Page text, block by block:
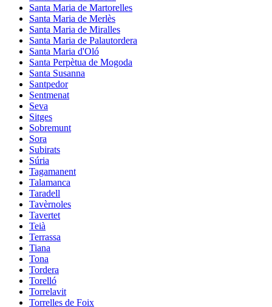
Santa Maria de Martorelles
Santa Maria de Merlès
Santa Maria de Miralles
Santa Maria de Palautordera
Santa Maria d'Oló
Santa Perpètua de Mogoda
Santa Susanna
Santpedor
Sentmenat
Seva
Sitges
Sobremunt
Sora
Subirats
Súria
Tagamanent
Talamanca
Taradell
Tavèrnoles
Tavertet
Teià
Terrassa
Tiana
Tona
Tordera
Torelló
Torrelavit
Torrelles de Foix